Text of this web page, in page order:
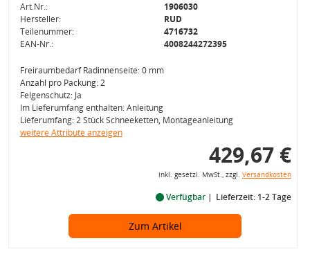
Art.Nr.:
1906030
Hersteller:
RUD
Teilenummer:
4716732
EAN-Nr.:
4008244272395
Freiraumbedarf Radinnenseite: 0 mm
Anzahl pro Packung: 2
Felgenschutz: Ja
Im Lieferumfang enthalten: Anleitung
Lieferumfang: 2 Stück Schneeketten, Montageanleitung
weitere Attribute anzeigen
429,67 €
inkl. gesetzl. MwSt., zzgl. Versandkosten
Verfügbar Lieferzeit: 1-2 Tage
Zum Artikel